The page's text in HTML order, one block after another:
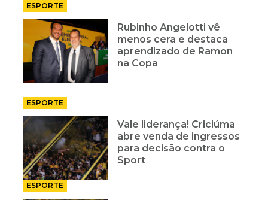
ESPORTE
Rubinho Angelotti vê
menos cera e destaca
aprendizado de Ramon
na Copa
ESPORTE
Vale liderança! Criciúma
abre venda de ingressos
para decisão contra o
Sport
ESPORTE